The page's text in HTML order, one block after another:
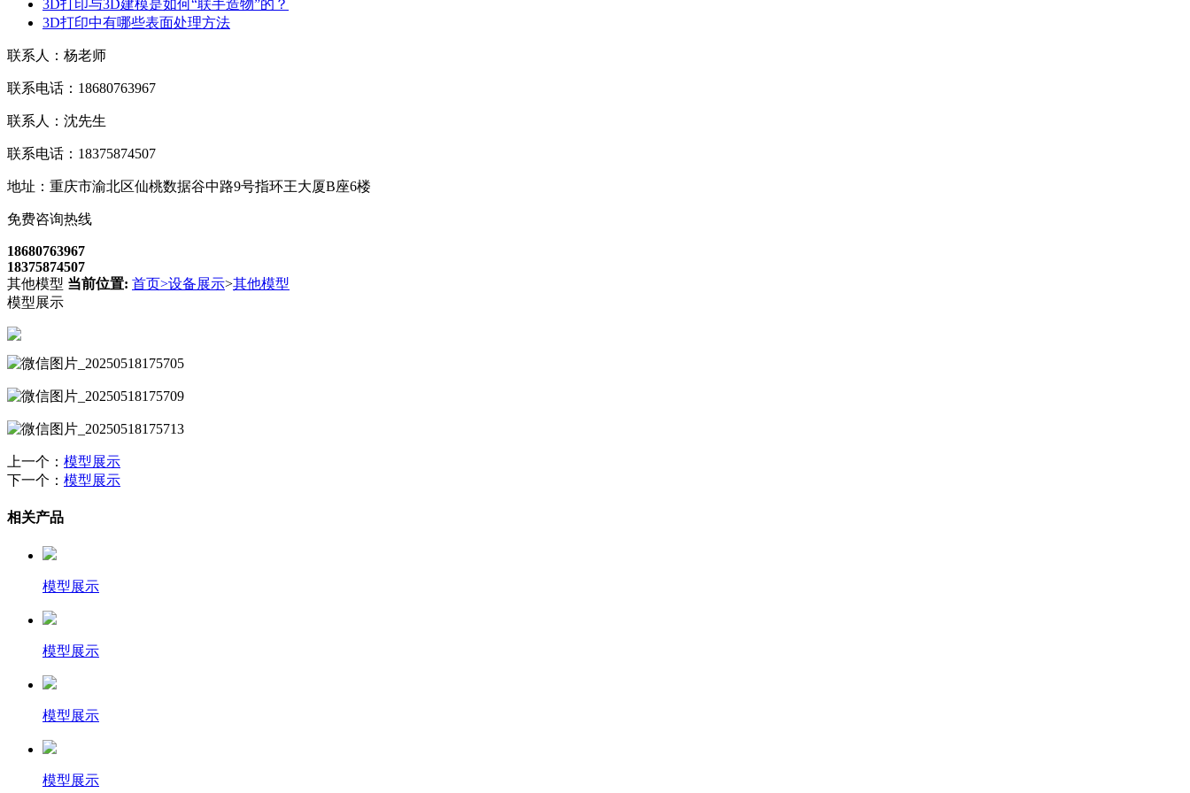
3D打印与3D建模是如何“联手造物”的？
3D打印中有哪些表面处理方法
联系人：杨老师
联系电话：18680763967
联系人：沈先生
联系电话：18375874507
地址：重庆市渝北区仙桃数据谷中路9号指环王大厦B座6楼
免费咨询热线
18680763967
18375874507
其他模型 当前位置: 首页>设备展示>其他模型
模型展示
上一个： 模型展示
下一个： 模型展示
相关产品
模型展示
模型展示
模型展示
模型展示